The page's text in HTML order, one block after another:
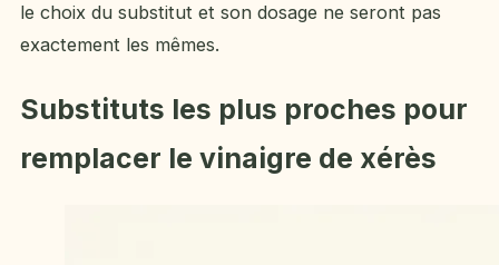
le choix du substitut et son dosage ne seront pas
exactement les mêmes.
Substituts les plus proches pour
remplacer le vinaigre de xérès